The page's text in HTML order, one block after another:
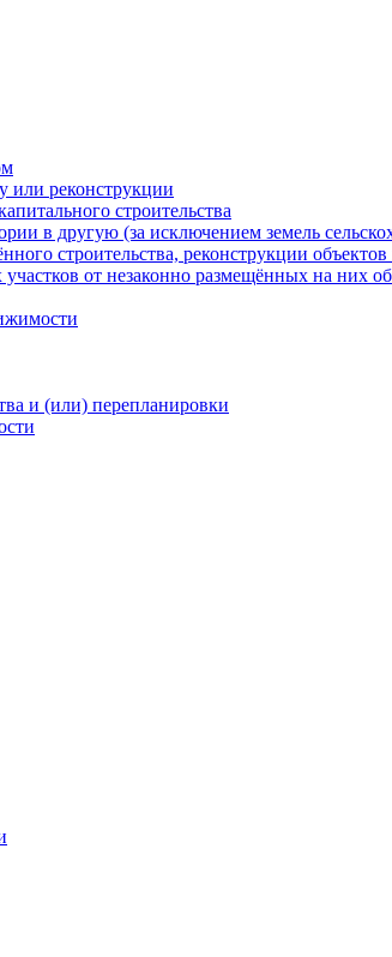
реконструкции
строительства
в другую (за исключением земель
строительства, реконструкции объектов
от незаконно размещённых на них
и (или) перепланировки